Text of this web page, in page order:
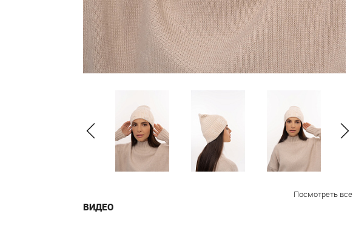
Посмотреть все
ВИДЕО